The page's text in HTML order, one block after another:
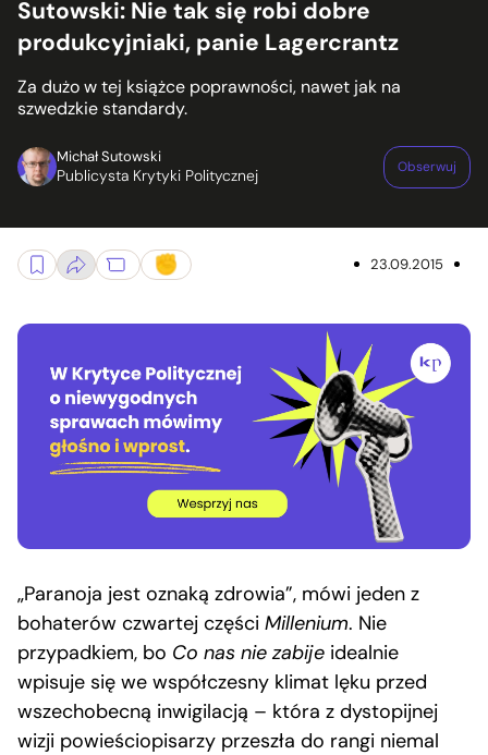
Sutowski: Nie tak się robi dobre
produkcyjniaki, panie Lagercrantz
Za dużo w tej książce poprawności, nawet jak na
szwedzkie standardy.
Michał Sutowski
Publicysta Krytyki Politycznej Obserwuj
23.09.2015
„Paranoja jest oznaką zdrowia”, mówi jeden z
bohaterów czwartej części Millenium. Nie
przypadkiem, bo Co nas nie zabije idealnie
wpisuje się we współczesny klimat lęku przed
wszechobecną inwigilacją – która z dystopijnej
wizji powieściopisarzy przeszła do rangi niemal